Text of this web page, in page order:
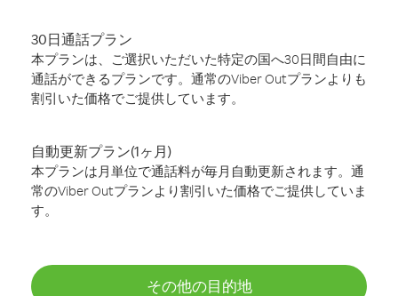
30日通話プラン
本プランは、ご選択いただいた特定の国へ30日間自由に
通話ができるプランです。通常のViber Outプランよりも
割引いた価格でご提供しています。
自動更新プラン(1ヶ月)
本プランは月単位で通話料が毎月自動更新されます。通
常のViber Outプランより割引いた価格でご提供していま
す。
その他の目的地